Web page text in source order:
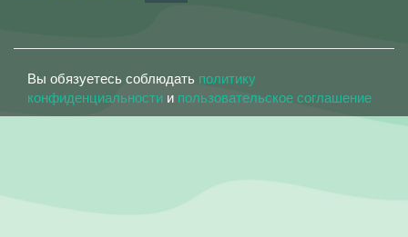
Вы обязуетесь соблюдать политику
конфиденциальности и пользовательское соглашение